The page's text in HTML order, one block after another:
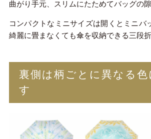
曲がり手元、スリムにたためてバッグの
コンパクトなミニサイズは開くとミニバ
綺麗に畳まなくても傘を収納できる三段
裏側は柄ごとに異なる色
す